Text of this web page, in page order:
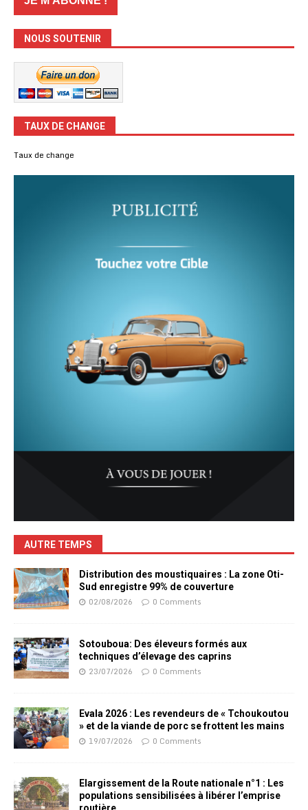
NOUS SOUTENIR
TAUX DE CHANGE
Taux de change
AUTRE TEMPS
Distribution des moustiquaires : La zone Oti-
Sud enregistre 99% de couverture
02/08/2026 0 Comments
Sotouboua: Des éleveurs formés aux
techniques d’élevage des caprins
23/07/2026 0 Comments
Evala 2026 : Les revendeurs de « Tchoukoutou
» et de la viande de porc se frottent les mains
19/07/2026 0 Comments
Elargissement de la Route nationale n°1 : Les
populations sensibilisées à libérer l’emprise